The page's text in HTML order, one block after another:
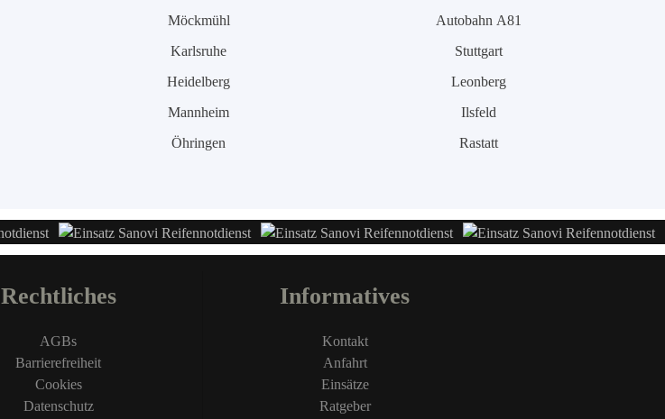
Möckmühl
Karlsruhe
Heidelberg
Mannheim
Öhringen
Autobahn A81
Stuttgart
Leonberg
Ilsfeld
Rastatt
Rechtliches
AGBs
Barrierefreiheit
Cookies
Datenschutz
Informatives
Kontakt
Anfahrt
Einsätze
Ratgeber